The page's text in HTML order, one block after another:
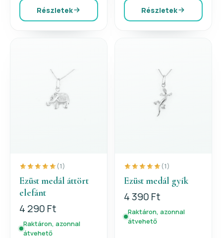
Részletek Részletek
(1)
Ezüst medál áttört
elefánt
4 290 Ft
Raktáron, azonnal
átvehető
(1)
Ezüst medál gyík
4 390 Ft
Raktáron, azonnal
átvehető